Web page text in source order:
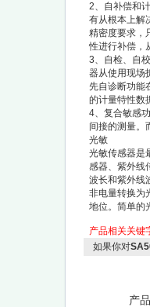
2、自补偿和
有从根本上解
精密度要求，
性进行补偿，
3、自检、自
器从使用现场
先自诊断功能
的计量特性数
4、复合敏感
间接的测量。
光敏
光敏传感器是
感器、紫外线
波长和紫外线
非电量转换为
地位。简单的
产品相关关键
如果你对
产品